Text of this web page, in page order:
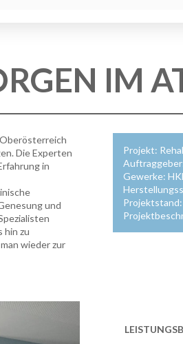
IM
Die Experten
in
und
hin zu
wieder zur
Projekt:
Gewerke:
Projektstand: